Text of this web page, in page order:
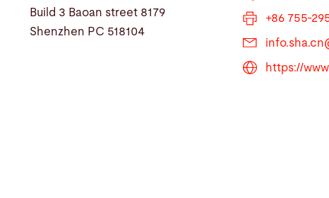
Build 3 Baoan street 8179
Shenzhen PC 518104
+86 755-
https://